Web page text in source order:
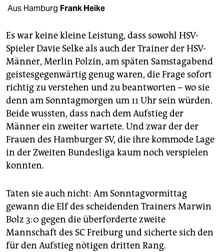
unterstützen
genossenschaft
epaper login
Aus Hamburg Frank Heike
Es war keine kleine Leistung, dass sowohl HSV-
Spieler Davie Selke als auch der Trainer der HSV-
Männer, Merlin Polzin, am späten Samstagabend
geistesgegenwärtig genug waren, die Frage sofort
richtig zu verstehen und zu beantworten – wo sie
denn am Sonntagmorgen um 11 Uhr sein würden.
Beide wussten, dass nach dem Aufstieg der
Männer ein zweiter wartete. Und zwar der der
Frauen des Hamburger SV, die ihre kommode Lage
in der Zweiten Bundesliga kaum noch verspielen
konnten.
Taten sie auch nicht: Am Sonntagvormittag
gewann die Elf des scheidenden Trainers Marwin
Bolz 3:0 gegen die überforderte zweite
Mannschaft des SC Freiburg und sicherte sich den
für den Aufstieg nötigen dritten Rang.